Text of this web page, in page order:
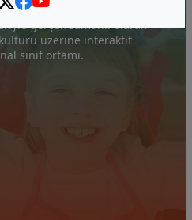
gerçek zamanlı olarak
üzerine interaktif
sınıf ortamı.